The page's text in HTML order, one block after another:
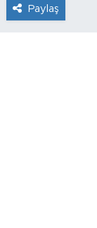
Paylaş